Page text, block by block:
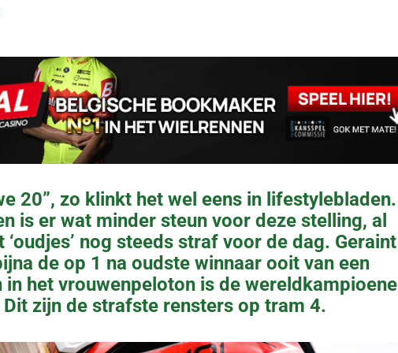
20”, zo klinkt het wel eens in lifestylebladen.
is er wat minder steun voor deze stelling, al
‘oudjes’ nog steeds straf voor de dag. Geraint
de op 1 na oudste winnaar ooit van een
in het vrouwenpeloton is de wereldkampioene
Dit zijn de strafste rensters op tram 4.